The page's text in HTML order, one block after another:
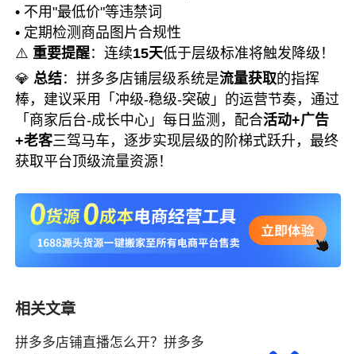
• 不用"最低价"等违禁词
• 定期检测商品图片合规性
⚠️ 重要提醒：连续15天低于层级标准将触发降级！
💎总结：拼多多店铺层级系统是流量获取的指挥
棒，建议采用「冲级-稳级-突破」的运营节奏，通过
「商家后台-成长中心」每日监测，配合活动+广告
+老客三驾马车，逐步实现层级的阶梯式跃升，最终
获取平台顶级流量资源！
相关文章
拼多多店铺直播怎么开？拼多多